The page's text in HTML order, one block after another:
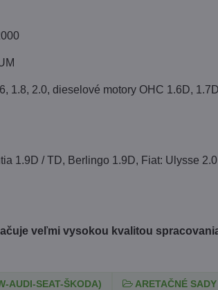
1.8, 2.0, dieselové motory OHC 1.6D,
1.9D / TD, Berlingo 1.9D, Fiat: Ulysse
veľmi vysokou kvalitou
AUDI-SEAT-ŠKODA) ARETAČNÉ